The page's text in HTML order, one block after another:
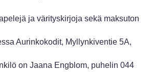
ja värityskirjoja sekä maksuton
Aurinkokodit, Myllynkiventie 5A,
on Jaana Engblom, puhelin 044